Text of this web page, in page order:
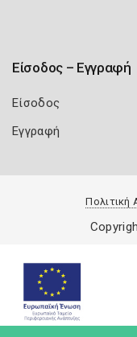
Είσοδος – Εγγραφή
Είσοδος
Εγγραφή
Πολιτική